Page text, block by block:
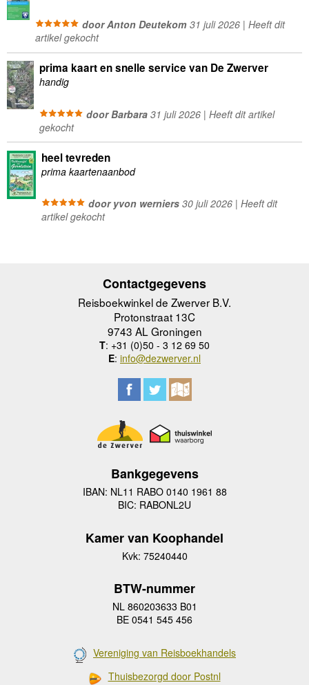
door Anton Deutekom31 juli 2026 | Heeft dit
artikel gekocht
prima kaart en snelle service van De Zwerver
handig
door Barbara31 juli 2026 | Heeft dit artikel
gekocht
heel tevreden
prima kaartenaanbod
door yvon werniers30 juli 2026 | Heeft dit
artikel gekocht
Contactgegevens
Reisboekwinkel de Zwerver B.V.
Protonstraat 13C
9743 AL Groningen
T: +31 (0)50 - 3 12 69 50
E: info@dezwerver.nl
Bankgegevens
IBAN: NL11 RABO 0140 1961 88
BIC: RABONL2U
Kamer van Koophandel
Kvk: 75240440
BTW-nummer
NL 860203633 B01
BE 0541 545 456
Vereniging van Reisboekhandels
Thuisbezorgd door Postnl